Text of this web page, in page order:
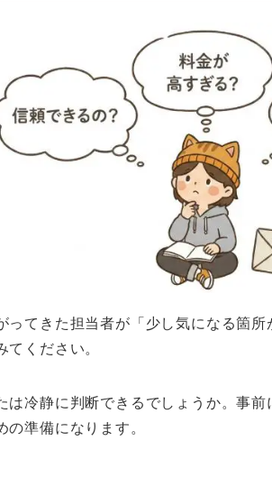
ってきた担当者が「少し気になる箇
てください。
は冷静に判断できるでしょうか。事
の準備になります。